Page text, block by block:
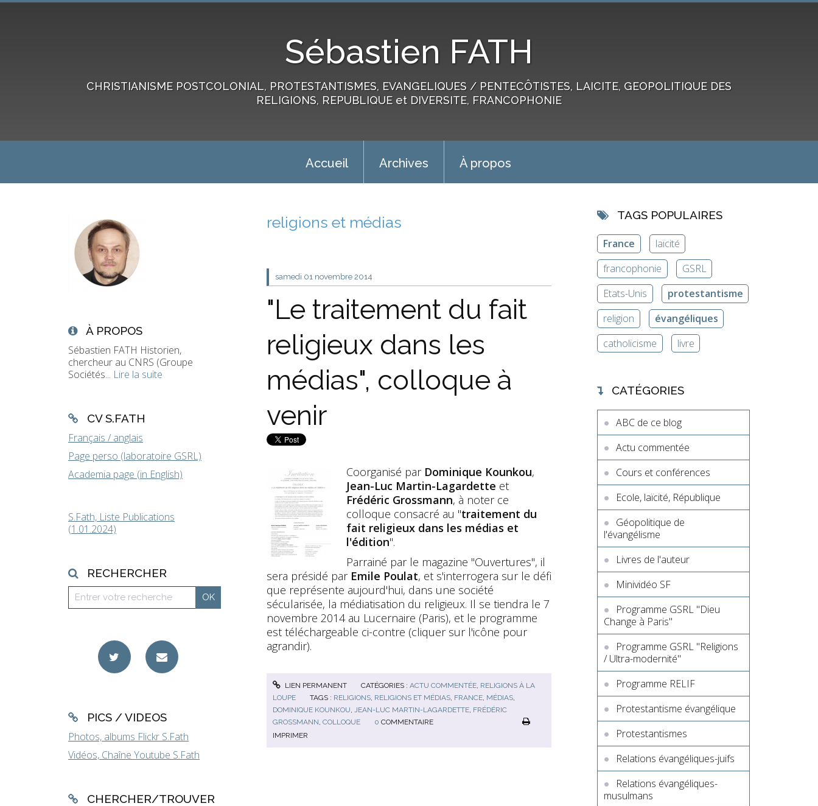
Sébastien FATH
CHRISTIANISME POSTCOLONIAL, PROTESTANTISMES, EVANGELIQUES / PENTECÔTISTES, LAICITE, GEOPOLITIQUE DES
RELIGIONS, REPUBLIQUE et DIVERSITE, FRANCOPHONIE
Accueil Archives À propos
À PROPOS
Sébastien FATH Historien,
chercheur au CNRS (Groupe
Sociétés... Lire la suite
CV S.FATH
Français / anglais
Page perso (laboratoire GSRL)
Academia page (in English)
S.Fath, Liste Publications
(1.01.2024)
RECHERCHER
PICS / VIDEOS
Photos, albums Flickr S.Fath
Vidéos, Chaîne Youtube S.Fath
CHERCHER/TROUVER
religions et médias
samedi 01 novembre 2014
"Le traitement du fait
religieux dans les
médias", colloque à
venir
Coorganisé parDominique Kounkou,
Jean-Luc Martin-Lagardette et
Frédéric Grossmann, à noter ce
colloque consacré au "traitement du
fait religieux dans les médias et
l'édition".
Parrainé par le magazine "Ouvertures", il
sera présidé par Emile Poulat, et s'interrogera sur le défi
que représente aujourd'hui, dans une société
sécularisée, la médiatisation du religieux. Il se tiendra le 7
novembre 2014 au Lucernaire (Paris), et le programme
est téléchargeable ci-contre (cliquer sur l'icône pour
agrandir).
LIEN PERMANENT CATÉGORIES :ACTU COMMENTÉE RELIGIONS À LA
LOUPE
TAGS : RELIGIONS, RELIGIONS ET MÉDIAS, FRANCE, MÉDIAS,
DOMINIQUE KOUNKOU
JEAN-LUC MARTIN-LAGARDETTE, FRÉDÉRIC
GROSSMANN COLLOQUE 0 COMMENTAIRE
IMPRIMER
TAGS POPULAIRES
France
laïcité
francophonie
GSRL
Etats-Unis
protestantisme
religion
évangéliques
catholicisme
livre
CATÉGORIES
ABC de ce blog
Actu commentée
Cours et conférences
Ecole, laïcité, République
Géopolitique de
l'évangélisme
Livres de l'auteur
Minividéo SF
Programme GSRL "Dieu
Change à Paris"
Programme GSRL "Religions
/ Ultra-modernité"
Programme RELIF
Protestantisme évangélique
Protestantismes
Relations évangéliques-juifs
Relations évangéliques-
musulmans